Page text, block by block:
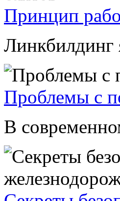
Принцип
Линкбилдинг
Проблемы с
В